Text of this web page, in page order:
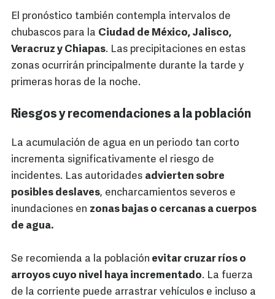
El pronóstico también contempla intervalos de
chubascos para la Ciudad de México, Jalisco,
Veracruz y Chiapas. Las precipitaciones en estas
zonas ocurrirán principalmente durante la tarde y
primeras horas de la noche.
Riesgos y recomendaciones a la población
La acumulación de agua en un periodo tan corto
incrementa significativamente el riesgo de
incidentes. Las autoridades advierten sobre
posibles deslaves, encharcamientos severos e
inundaciones en zonas bajas o cercanas a cuerpos
de agua.
Se recomienda a la población evitar cruzar ríos o
arroyos cuyo nivel haya incrementado. La fuerza
de la corriente puede arrastrar vehículos e incluso a